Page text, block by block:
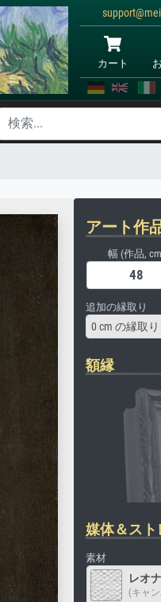
カート
アート作
幅 (作品,
追加の縁取り
0 cm の縁取り
額縁
媒体＆ス
素材
レオ
(キャ